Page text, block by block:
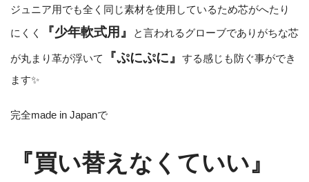
ジュニア用でも全く同じ素材を使用しているため芯がへたり
にくく 『少年軟式用』 と言われるグローブでありがちな芯
が丸まり革が浮いて 『ぷにぷに』
する感じも防ぐ事ができ
ます✨
完全made in Japanで
『買い替えなくていい』